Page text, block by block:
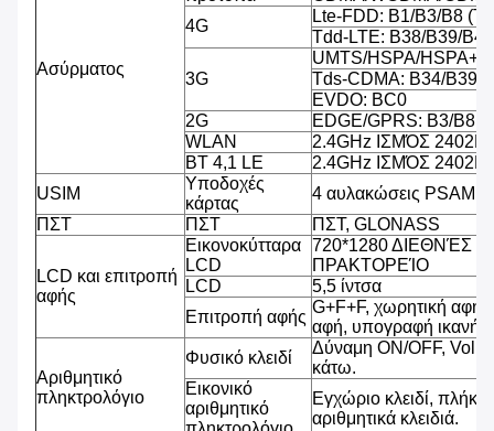
Ασύρματος
4G
Lte-FDD: B1/B3/B8
Tdd-LTE: B38/B39/
3G
UMTS/HSPA/HSPA+/
Tds-CDMA: B34/B39
EVDO: BC0
2G
EDGE/GPRS: B3/B8
WLAN
2.4GHz ΙΣΜΌΣ
BT 4,1 LE
2.4GHz ΙΣΜΌΣ
USIM
Υποδοχές
κάρτας
4 αυλακώσεις PSAM,
ΠΣΤ
ΠΣΤ ΠΣΤ, GLONASS
LCD και επιτροπή
αφής
Εικονοκύτταρα
LCD
720*1280 ΔΙΕΘΝΈΣ
ΠΡΑΚΤΟΡΕΊΟ
LCD
5,5 ίντσα
Επιτροπή αφής
G+F+F, χωρητική αφή
αφή, υπογραφή ικανή,
Αριθμητικό
πληκτρολόγιο
Φυσικό κλειδί
Δύναμη ON/OFF,
κάτω.
Εικονικό
αριθμητικό
Εγχώριο κλειδί,
αριθμητικά κλειδιά.